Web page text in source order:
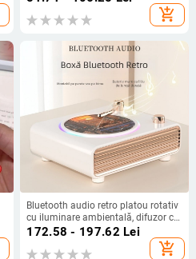
rezistentă la apă, conector etanș și
cablu de încărcare
add_shopping_cart
Bluetooth audio retro platou rotativ
cu iluminare ambientală, difuzor cu
încărcare fără fir
172.58 - 197.62 Lei
add_shopping_cart